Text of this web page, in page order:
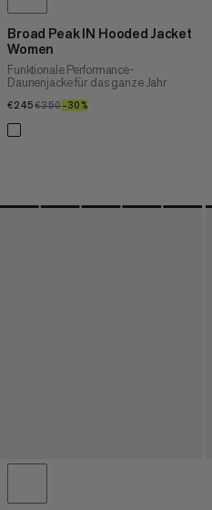
Broad Peak IN Hooded Jacket
Women
Funktionale Performance-
Daunenjacke für das ganze Jahr
€245€245
€350€350
–30%